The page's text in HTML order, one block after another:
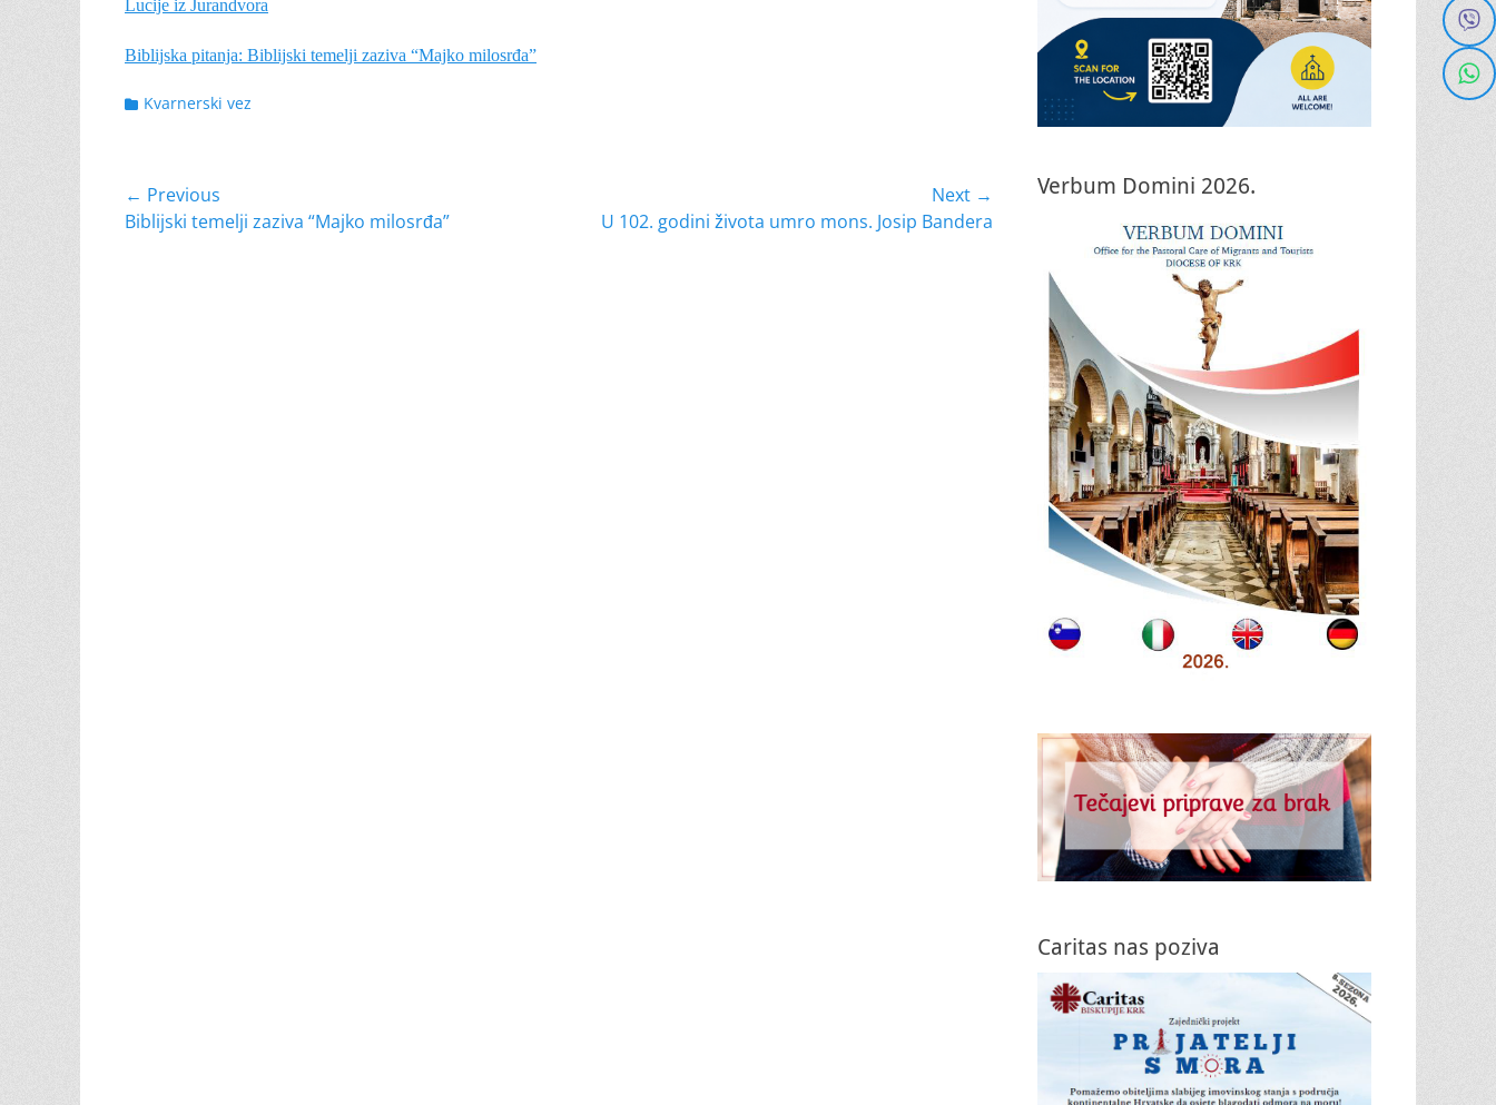
Lucije iz Jurandvora
Biblijska pitanja: Biblijski temelji zaziva “Majko milosrđa”
Categories
Kvarnerski vez
Navigacija
objava
← Previous
Previous
Biblijski temelji zaziva “Majko milosrđa”
Next →
U 102. godini života umro mons. Josip Bandera
Verbum Domini 2026.
Caritas nas poziva